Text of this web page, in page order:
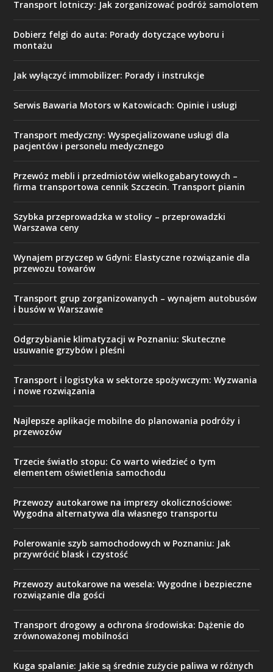
Transport lotniczy: Jak zorganizować podróż samolotem
Dobierz felgi do auta: Porady dotyczące wyboru i
montażu
Jak wyłączyć immobilizer: Porady i instrukcje
Serwis Bawaria Motors w Katowicach: Opinie i usługi
Transport medyczny: Wyspecjalizowane usługi dla
pacjentów i personelu medycznego
Przewóz mebli i przedmiotów wielkogabarytowych –
firma transportowa cennik Szczecin. Transport pianin
Szybka przeprowadzka w stolicy – przeprowadzki
Warszawa ceny
Wynajem przyczep w Gdyni: Elastyczne rozwiązanie dla
przewozu towarów
Transport grup zorganizowanych – wynajem autobusów
i busów w Warszawie
Odgrzybianie klimatyzacji w Poznaniu: Skuteczne
usuwanie grzybów i pleśni
Transport i logistyka w sektorze spożywczym: Wyzwania
i nowe rozwiązania
Najlepsze aplikacje mobilne do planowania podróży i
przewozów
Trzecie światło stopu: Co warto wiedzieć o tym
elementem oświetlenia samochodu
Przewozy autokarowe na imprezy okolicznościowe:
Wygodna alternatywa dla własnego transportu
Polerowanie szyb samochodowych w Poznaniu: Jak
przywrócić blask i czystość
Przewozy autokarowe na wesela: Wygodne i bezpieczne
rozwiązanie dla gości
Transport drogowy a ochrona środowiska: Dążenie do
zrównoważonej mobilności
Kuga spalanie: Jakie są średnie zużycie paliwa w różnych